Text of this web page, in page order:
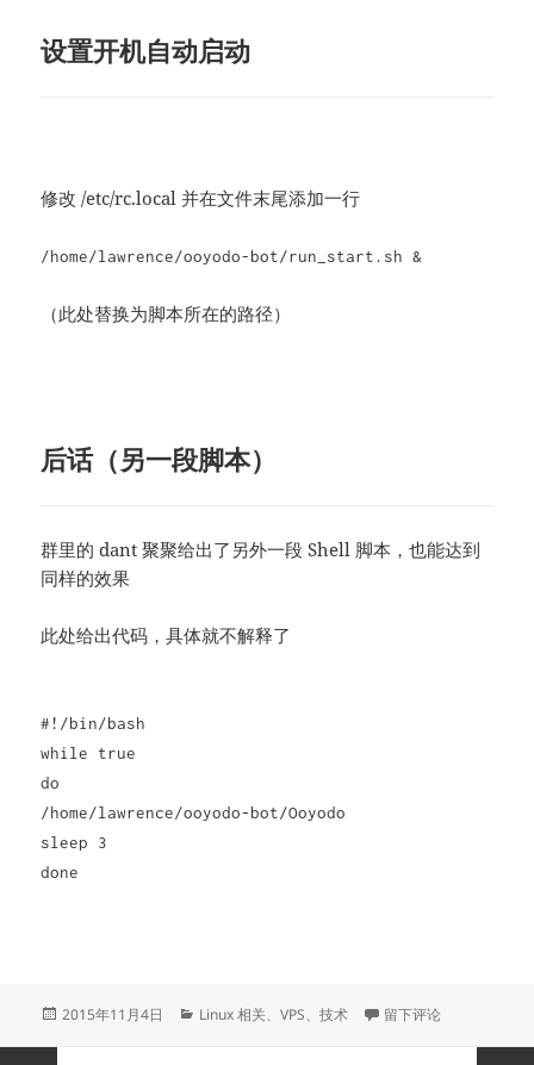
设置开机自动启动
修改 /etc/rc.local 并在文件末尾添加一行
/home/lawrence/ooyodo-bot/run_start.sh &
（此处替换为脚本所在的路径）
后话（另一段脚本）
群里的 dant 聚聚给出了另外一段 Shell 脚本，也能达到
同样的效果
此处给出代码，具体就不解释了
#!/bin/bash
while true
do
/home/lawrence/ooyodo-bot/Ooyodo
sleep 3
done
发
2015年11月4日
分
Linux 相关、VPS、技术 于用 Shell 脚本实现监
留下评论